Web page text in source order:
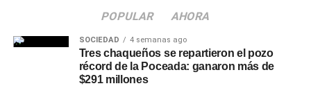
POPULAR AHORA
SOCIEDAD 4 semanas ago
Tres chaqueños se repartieron el pozo
récord de la Poceada: ganaron más de
$291 millones